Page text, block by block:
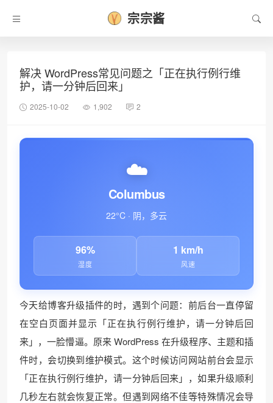
❄
宗宗酱
解决 WordPress常见问题之「正在执行例行维
护，请一分钟后回来」
2025-10-02 1,902 2
☁️
Columbus
22°C · 阴，多云
96%
湿度
1 km/h
风速
今天给博客升级插件的时，遇到个问题：前后台一直停留
在空白页面并显示「正在执行例行维护，请一分钟后回
来」，一脸懵逼。原来 WordPress 在升级程序、主题和插
件时，会切换到维护模式。这个时候访问网站前台会显示
「正在执行例行维护，请一分钟后回来」，如果升级顺利
几秒左右就会恢复正常。但遇到网络不佳等特殊情况会导